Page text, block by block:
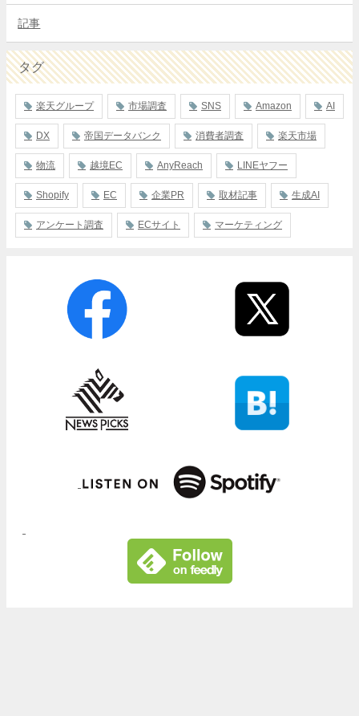
記事
タグ
楽天グループ 市場調査 SNS Amazon AI
DX 帝国データバンク 消費者調査 楽天市場
物流 越境EC AnyReach LINEヤフー
Shopify EC 企業PR 取材記事 生成AI
アンケート調査 ECサイト マーケティング